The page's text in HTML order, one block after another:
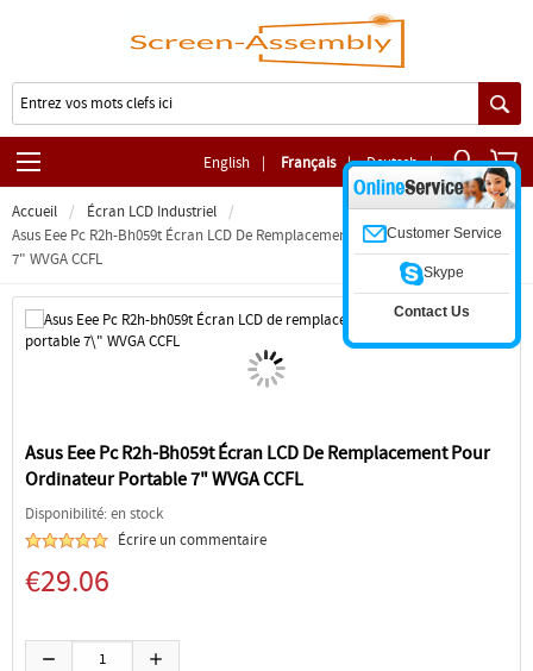
English | Français | Deutsch |
Accueil
Écran LCD Industriel
Asus Eee Pc R2h-Bh059t Écran LCD De Remplacement Pour Ordinateur Portable
7" WVGA CCFL
Asus Eee Pc R2h-Bh059t Écran LCD De Remplacement Pour
Ordinateur Portable 7" WVGA CCFL
Disponibilité: en stock
Écrire un commentaire
€29.06
Customer Service
Skype
Contact Us